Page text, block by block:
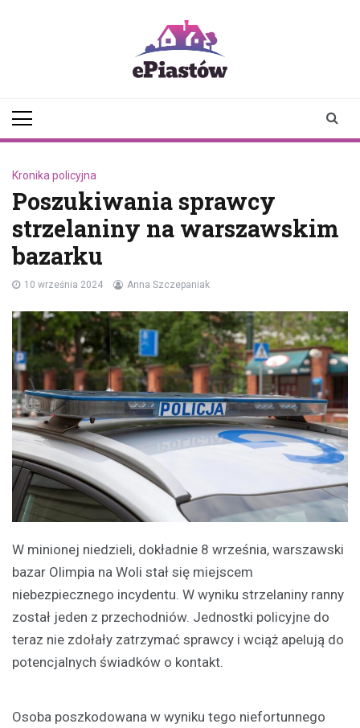
Kronika policyjna
Poszukiwania sprawcy
strzelaniny na warszawskim
bazarku
10 września 2024 Anna Szczepaniak
W minionej niedzieli, dokładnie 8 września, warszawski
bazar Olimpia na Woli stał się miejscem
niebezpiecznego incydentu. W wyniku strzelaniny ranny
został jeden z przechodniów. Jednostki policyjne do
teraz nie zdołały zatrzymać sprawcy i wciąż apelują do
potencjalnych świadków o kontakt.
Osoba poszkodowana w wyniku tego niefortunnego